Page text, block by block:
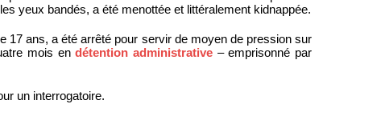
yeux bandés, a été menottée et littéralement kidnappée.
17 ans, a été arrêté pour servir de moyen de pression sur
mois endétention administrative – emprisonné par
un interrogatoire.